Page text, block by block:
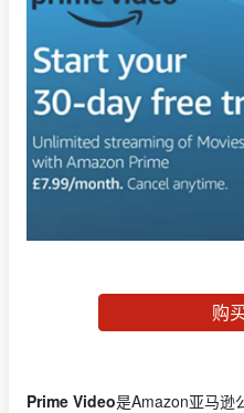
购
Prime Video是Amazon亚马逊